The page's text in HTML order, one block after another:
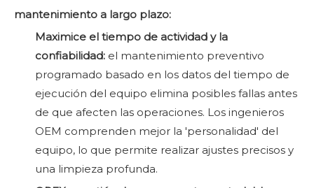
mantenimiento a largo plazo:
Maximice el tiempo de actividad y la
confiabilidad: el mantenimiento preventivo
programado basado en los datos del tiempo de
ejecución del equipo elimina posibles fallas antes
de que afecten las operaciones. Los ingenieros
OEM comprenden mejor la 'personalidad' del
equipo, lo que permite realizar ajustes precisos y
una limpieza profunda.